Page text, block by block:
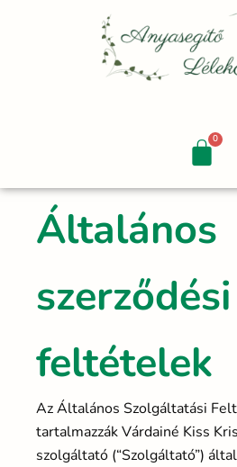
Általános
szerződési
feltételek
Az Általános Szolgáltatási
tartalmazzák Várdainé Kiss
szolgáltató (“Szolgáltató”)